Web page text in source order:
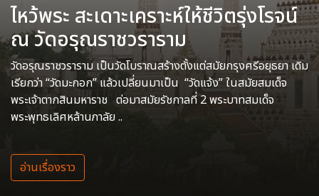
ไหว้พระ สะเดาะเคราะห์ให้ชีวิตรุ่งโรจน์
ณ วัดอรุณราชวราราม
วัดอรุณราชวราราม เป็นวัดโบราณสร้างตั้งแต่สมัยกรุงศรีอยุธยา เดิม
เรียกว่า “วัดมะกอก” แล้วเปลี่ยนมาเป็น “วัดแจ้ง” ในสมัยสมเด็จ
พระเจ้าตากสินมหาราช ต่อมาสมัยรัชกาลที่ 2 พระบาทสมเด็จ
พระพุทธเลิศหล้านภาลัย ..
อ่านเรื่องราว